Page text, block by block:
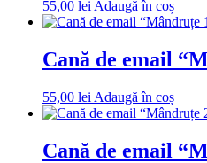
55,00 lei Adaugă în coș
Cană de email
55,00 lei Adaugă în coș
Cană de email